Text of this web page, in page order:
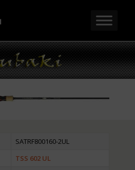
SATRF800160-2UL
TSS 602 UL